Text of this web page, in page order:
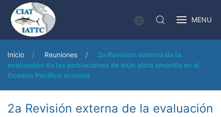
MENU
Inicio Reuniones
2a Revisión externa de la
evaluación de las poblaciones de atún aleta amarilla en el
Océano Pacífico oriental
2a Revisión externa de la evaluación